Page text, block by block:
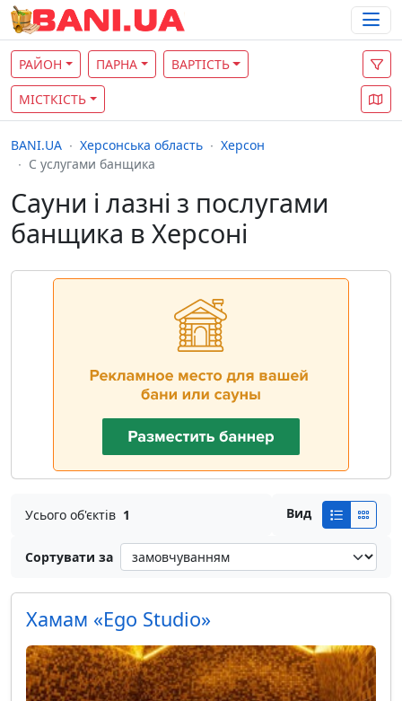
РАЙОН ПАРНА ВАРТІСТЬ
МІСТКІСТЬ
BANI.UA Херсонська область
Херсон
С услугами банщика
Сауни і лазні з послугами
банщика в Херсоні
Усього об'єктів 1 Вид
Сортувати за
Хамам «Ego Studio»